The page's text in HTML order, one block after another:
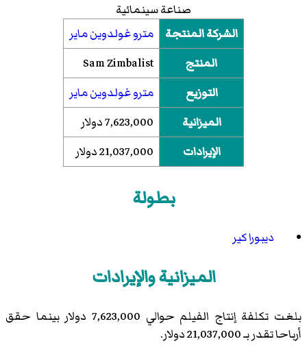
صناعة سينمائية
الشركة المنتجة
مترو غولدوين ماير
المنتج
Sam Zimbalist
التوزيع
مترو غولدوين ماير
الميزانية
7,623,000 دولار
الإيرادات
21,037,000 دولار
بطولة
ديبورا كير
الميزانية والإيرادات
بلغت تكلفة إنتاج الفيلم حوالي 7,623,000 دولار بينما حقق
أرباحا تقدر بـ 21,037,000 دولار.